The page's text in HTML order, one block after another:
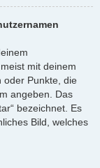
mit deinem
oder Punkte, die
angeben. Das
bezeichnet. Es
Bild, welches